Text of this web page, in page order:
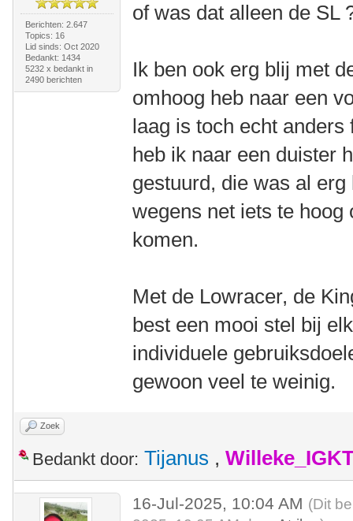
Berichten: 2.647
Topics: 16
Lid sinds: Oct 2020
Bedankt: 1434
5232 x bedankt in
2490 berichten
of was dat alleen de SL
Ik ben ook erg blij met
omhoog heb naar een
laag is toch echt
heb ik naar een duister
gestuurd, die was al
wegens net iets te
komen.
Met de Lowracer, de
best een mooi stel bij
individuele
gewoon veel te weinig.
Zoek
Bedankt door: Tijanus ,
16-Jul-2025, 10:04 AM (Dit